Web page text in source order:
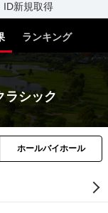
ID新規取得
ランキング
ラシック
ホールバイホール